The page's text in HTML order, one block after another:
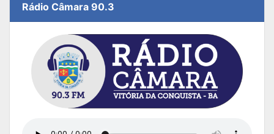
Rádio Câmara 90.3